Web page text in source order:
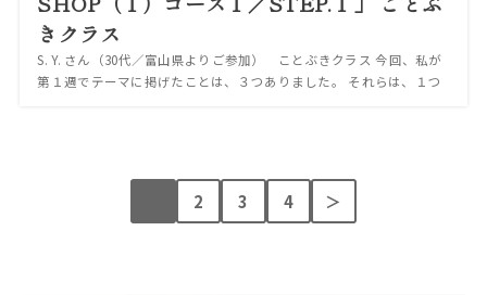
きクラス
S. Y. さん（30代／富山県よりご参加） ことぶきクラス 今回、私が
第１週でテーマに掲げたことは、３つありました。 それらは、１つ
2 3 4 ＞